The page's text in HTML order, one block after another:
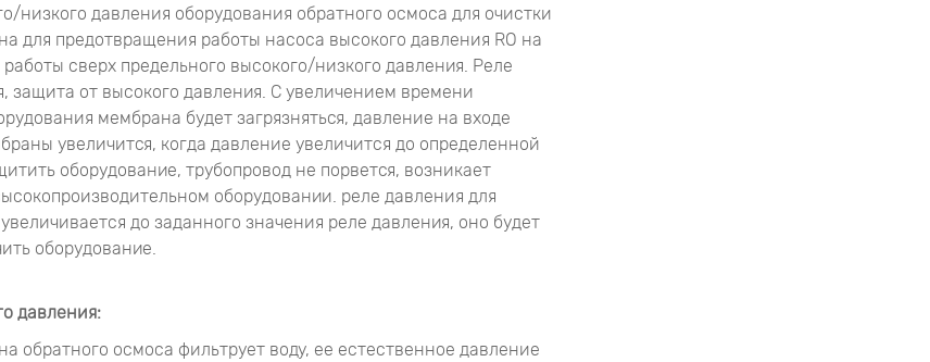
низкого давления оборудования обратного осмоса для очистки
для предотвращения работы насоса высокого давления RO на
сверх предельного высокого/низкого давления. Реле
защита от высокого давления. С увеличением времени
мембрана будет загрязняться, давление на входе
увеличится, когда давление увеличится до определенной
оборудование, трубопровод не порвется, возникает
оборудовании. реле давления для
до заданного значения реле давления, оно будет
оборудование.
давления:
обратного осмоса фильтрует воду, ее естественное давление